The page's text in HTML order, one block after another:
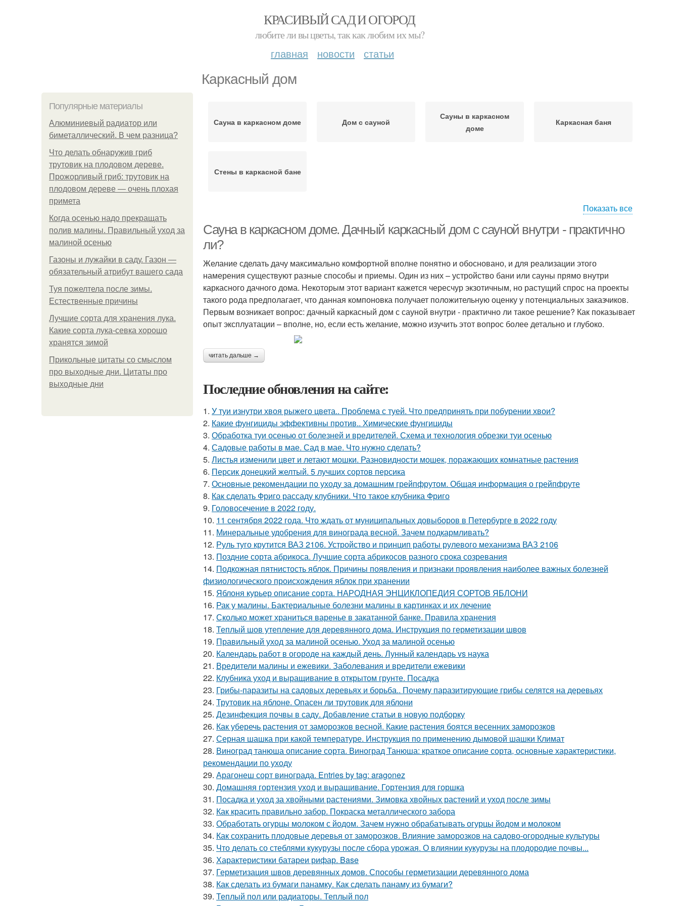
КРАСИВЫЙ САД И ОГОРОД
любите ли вы цветы, так как любим их мы?
главная новости статьи
Каркасный дом
Популярные материалы
Алюминиевый радиатор или
биметаллический. В чем разница?
Что делать обнаружив гриб
трутовик на плодовом дереве.
Прожорливый гриб: трутовик на
плодовом дереве — очень плохая
примета
Когда осенью надо прекращать
полив малины. Правильный уход за
малиной осенью
Газоны и лужайки в саду. Газон —
обязательный атрибут вашего сада
Туя пожелтела после зимы.
Естественные причины
Лучшие сорта для хранения лука.
Какие сорта лука-севка хорошо
хранятся зимой
Прикольные цитаты со смыслом
про выходные дни. Цитаты про
выходные дни
Сауна в каркасном доме Дом с сауной
Сауны в каркасном
доме
Каркасная баня
Стены в каркасной бане
Показать все
Сауна в каркасном доме. Дачный каркасный дом с сауной внутри - практично
ли?
Желание сделать дачу максимально комфортной вполне понятно и обосновано, и для реализации этого
намерения существуют разные способы и приемы. Один из них – устройство бани или сауны прямо внутри
каркасного дачного дома. Некоторым этот вариант кажется чересчур экзотичным, но растущий спрос на проекты
такого рода предполагает, что данная компоновка получает положительную оценку у потенциальных заказчиков.
Первым возникает вопрос: дачный каркасный дом с сауной внутри - практично ли такое решение? Как показывает
опыт эксплуатации – вполне, но, если есть желание, можно изучить этот вопрос более детально и глубоко.
читать дальше →
Последние обновления на сайте:
1. У туи изнутри хвоя рыжего цвета.. Проблема с туей. Что предпринять при побурении хвои?
2. Какие фунгициды эффективны против.. Химические фунгициды
3. Обработка туи осенью от болезней и вредителей. Схема и технология обрезки туи осенью
4. Садовые работы в мае. Сад в мае. Что нужно сделать?
5. Листья изменили цвет и летают мошки. Разновидности мошек, поражающих комнатные растения
6. Персик донецкий желтый. 5 лучших сортов персика
7. Основные рекомендации по уходу за домашним грейпфрутом. Общая информация о грейпфруте
8. Как сделать Фриго рассаду клубники. Что такое клубника Фриго
9. Головосечение в 2022 году.
10. 11 сентября 2022 года. Что ждать от муниципальных довыборов в Петербурге в 2022 году
11. Минеральные удобрения для винограда весной. Зачем подкармливать?
12. Руль туго крутится ВАЗ 2106. Устройство и принцип работы рулевого механизма ВАЗ 2106
13. Поздние сорта абрикоса. Лучшие сорта абрикосов разного срока созревания
14. Подкожная пятнистость яблок. Причины появления и признаки проявления наиболее важных болезней
физиологического происхождения яблок при хранении
15. Яблоня курьер описание сорта. НАРОДНАЯ ЭНЦИКЛОПЕДИЯ СОРТОВ ЯБЛОНИ
16. Рак у малины. Бактериальные болезни малины в картинках и их лечение
17. Сколько может храниться варенье в закатанной банке. Правила хранения
18. Теплый шов утепление для деревянного дома. Инструкция по герметизации швов
19. Правильный уход за малиной осенью. Уход за малиной осенью
20. Календарь работ в огороде на каждый день. Лунный календарь vs наука
21. Вредители малины и ежевики. Заболевания и вредители ежевики
22. Клубника уход и выращивание в открытом грунте. Посадка
23. Грибы-паразиты на садовых деревьях и борьба.. Почему паразитирующие грибы селятся на деревьях
24. Трутовик на яблоне. Опасен ли трутовик для яблони
25. Дезинфекция почвы в саду. Добавление статьи в новую подборку
26. Как уберечь растения от заморозков весной. Какие растения боятся весенних заморозков
27. Серная шашка при какой температуре. Инструкция по применению дымовой шашки Климат
28. Виноград танюша описание сорта. Виноград Танюша: краткое описание сорта, основные характеристики,
рекомендации по уходу
29. Арагонеш сорт винограда. Entries by tag: aragonez
30. Домашняя гортензия уход и выращивание. Гортензия для горшка
31. Посадка и уход за хвойными растениями. Зимовка хвойных растений и уход после зимы
32. Как красить правильно забор. Покраска металлического забора
33. Обработать огурцы молоком с йодом. Зачем нужно обрабатывать огурцы йодом и молоком
34. Как сохранить плодовые деревья от заморозков. Влияние заморозков на садово-огородные культуры
35. Что делать со стеблями кукурузы после сбора урожая. О влиянии кукурузы на плодородие почвы...
36. Характеристики батареи рифар. Base
37. Герметизация швов деревянных домов. Способы герметизации деревянного дома
38. Как сделать из бумаги панамку. Как сделать панаму из бумаги?
39. Теплый пол или радиаторы. Теплый пол